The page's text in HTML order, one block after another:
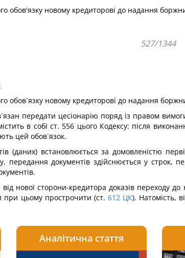
обов'язку новому кредиторові до надання
527/1344
новому кредиторові до надання
передати цесіонарію поряд із правом
в собі ст. 556 цього Кодексу: після
цей обов´язок.
(даних) встановлюється за домовленістю
передання документів здійснюється у строк,
нової сторони-кредитора доказів переходу
при цьому прострочити (ст. 612 ЦК). Натомість,
Аналітична стаття